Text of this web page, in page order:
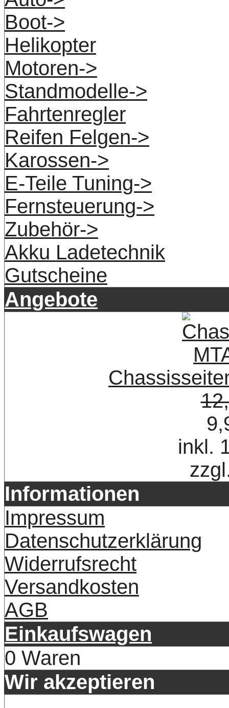
Boot->
Helikopter
Motoren->
Standmodelle->
Fahrtenregler
Reifen Felgen->
Karossen->
E-Teile Tuning->
Fernsteuerung->
Zubehör->
Akku Ladetechnik
Gutscheine
Angebote
inkl.
Informationen
Impressum
Datenschutzerklärung
Widerrufsrecht
Versandkosten
AGB
Einkaufswagen
0 Waren
Wir akzeptieren